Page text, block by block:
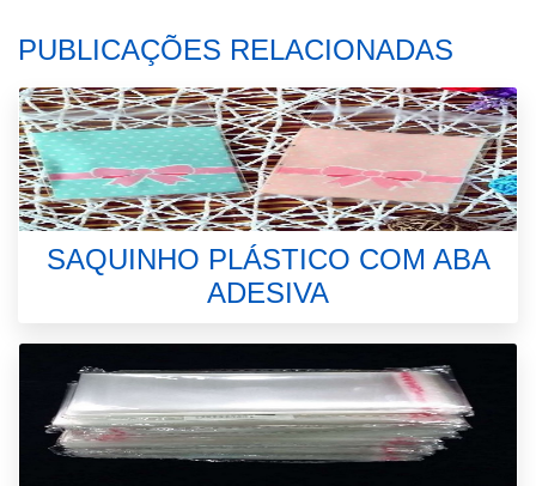
PUBLICAÇÕES RELACIONADAS
SAQUINHO PLÁSTICO COM ABA
ADESIVA